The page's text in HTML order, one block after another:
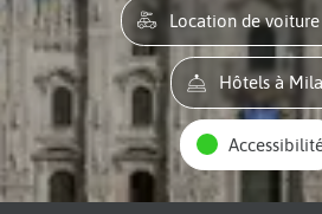
Location de
Hôtels à